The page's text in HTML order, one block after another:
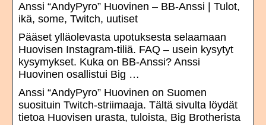
Anssi “AndyPyro” Huovinen – BB-Anssi | Tulot,
ikä, some, Twitch, uutiset
Pääset ylläolevasta upotuksesta selaamaan
Huovisen Instagram-tiliä. FAQ – usein kysytyt
kysymykset. Kuka on BB-Anssi? Anssi
Huovinen osallistui Big …
Anssi “AndyPyro” Huovinen on Suomen
suosituin Twitch-striimaaja. Tältä sivulta löydät
tietoa Huovisen urasta, tuloista, Big Brotherista